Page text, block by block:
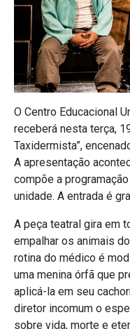
O Centro Educacional
receberá nesta terça,
Taxidermista”,
A apresentação
compõe a
unidade. A entrada é
A peça teatral gira em
empalhar os animais
rotina do médico é
uma menina órfã que
aplicá-la em seu
diretor incomum o
sobre vida, morte e